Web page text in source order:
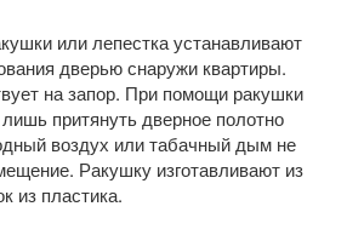
или лепестка устанавливают
дверью снаружи квартиры.
на запор. При помощи ракушки
притянуть дверное полотно
воздух или табачный дым не
Ракушку изготавливают из
из пластика.